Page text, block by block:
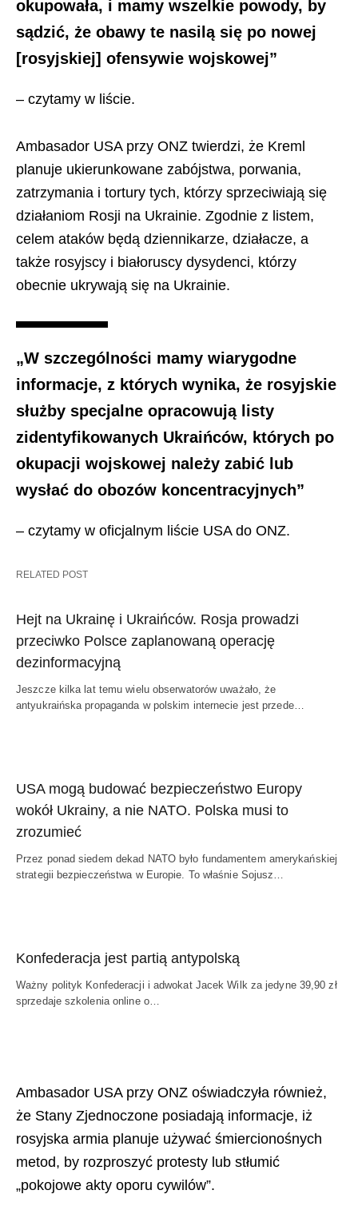
okupowała, i mamy wszelkie powody, by
sądzić, że obawy te nasilą się po nowej
[rosyjskiej] ofensywie wojskowej”
– czytamy w liście.
Ambasador USA przy ONZ twierdzi, że Kreml
planuje ukierunkowane zabójstwa, porwania,
zatrzymania i tortury tych, którzy sprzeciwiają się
działaniom Rosji na Ukrainie. Zgodnie z listem,
celem ataków będą dziennikarze, działacze, a
także rosyjscy i białoruscy dysydenci, którzy
obecnie ukrywają się na Ukrainie.
„W szczególności mamy wiarygodne
informacje, z których wynika, że rosyjskie
służby specjalne opracowują listy
zidentyfikowanych Ukraińców, których po
okupacji wojskowej należy zabić lub
wysłać do obozów koncentracyjnych”
– czytamy w oficjalnym liście USA do ONZ.
RELATED POST
Hejt na Ukrainę i Ukraińców. Rosja prowadzi
przeciwko Polsce zaplanowaną operację
dezinformacyjną
Jeszcze kilka lat temu wielu obserwatorów uważało, że
antyukraińska propaganda w polskim internecie jest przede…
USA mogą budować bezpieczeństwo Europy
wokół Ukrainy, a nie NATO. Polska musi to
zrozumieć
Przez ponad siedem dekad NATO było fundamentem amerykańskiej
strategii bezpieczeństwa w Europie. To właśnie Sojusz…
Konfederacja jest partią antypolską
Ważny polityk Konfederacji i adwokat Jacek Wilk za jedyne 39,90 zł
sprzedaje szkolenia online o…
Ambasador USA przy ONZ oświadczyła również,
że Stany Zjednoczone posiadają informacje, iż
rosyjska armia planuje używać śmiercionośnych
metod, by rozproszyć protesty lub stłumić
„pokojowe akty oporu cywilów”.